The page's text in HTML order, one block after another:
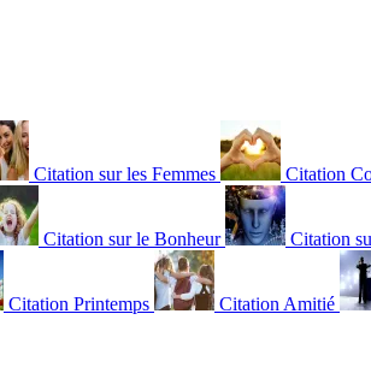
Citation sur les Femmes Citation
Citation sur le Bonheur Citation
Citation Printemps Citation Amitié